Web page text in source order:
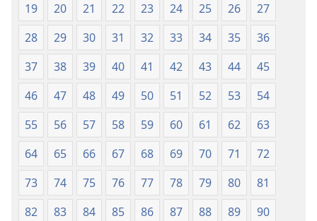
19
20 21 22 23 24 25 26
27
28
29 30 31 32 33 34 35
36
37
38 39 40 41 42 43 44
45
46
47 48 49 50 51 52 53
54
55
56 57 58 59 60 61 62
63
64
65 66 67 68 69 70 71
72
73
74 75 76 77 78 79 80
81
82
83 84 85 86 87 88 89
90